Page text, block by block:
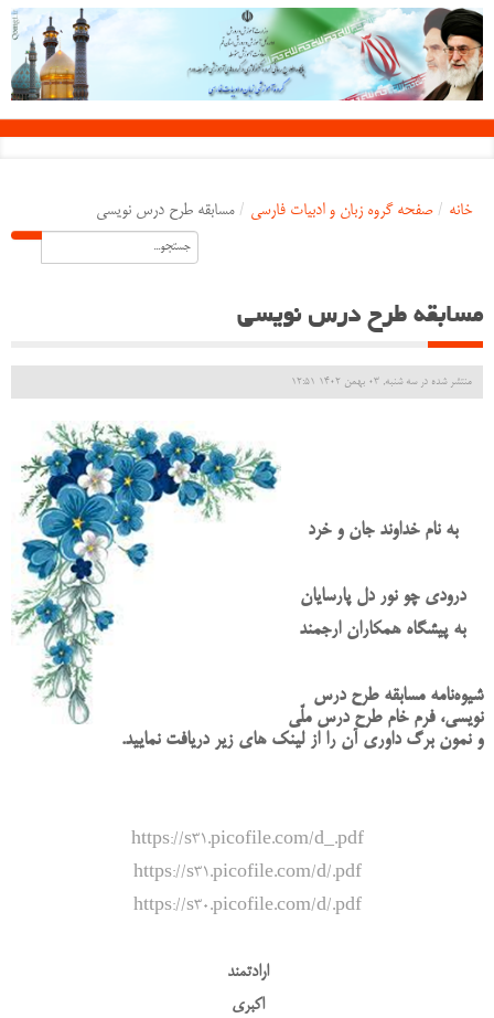
خانه / صفحه گروه زبان و ادبیات فارسی / مسابقه طرح درس نویسی
مسابقه طرح درس نویسی
منتشر شده در سه شنبه, 03 بهمن 1402 12:51
به نام خداوند جان و خرد
درودی چو نور دل پارسایان
به پیشگاه همکاران ارجمند
شیوه‌نامه مسابقه طرح درس
نویسی، فرم خام طرح درس ملّی
و نمون برگ داوری آن را از لینک های زیر دریافت نمایید.
https://s31.picofile.com/d_.pdf
https://s31.picofile.com/d/.pdf
https://s30.picofile.com/d/.pdf
ارادتمند
اکبری